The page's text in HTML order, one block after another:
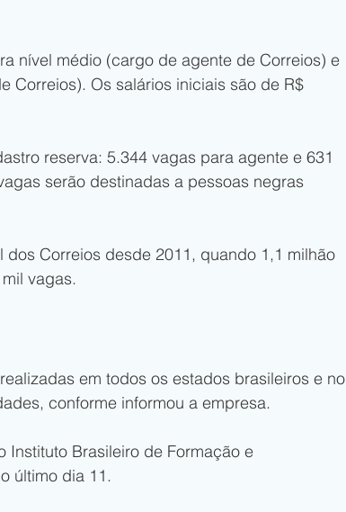
nível médio (cargo de agente de Correios) e
Correios). Os salários iniciais são de R$
reserva: 5.344 vagas para agente e 631
serão destinadas a pessoas negras
Correios desde 2011, quando 1,1 milhão
vagas.
em todos os estados brasileiros e no
conforme informou a empresa.
Brasileiro de Formação e
último dia 11.